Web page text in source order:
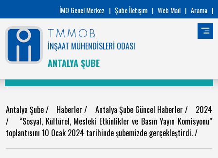
İMO Genel Merkez | Şube İletişim | Web Mail | Arama |
TMMOB
İNŞAAT MÜHENDİSLERİ ODASI
ANTALYA ŞUBE
Antalya Şube/ Haberler/ Antalya Şube Güncel Haberler / 2024
/ “Sosyal, Kültürel, Mesleki Etkinlikler ve Basın Yayın Komisyonu”
toplantısını 10 Ocak 2024 tarihinde şubemizde gerçekleştirdi./